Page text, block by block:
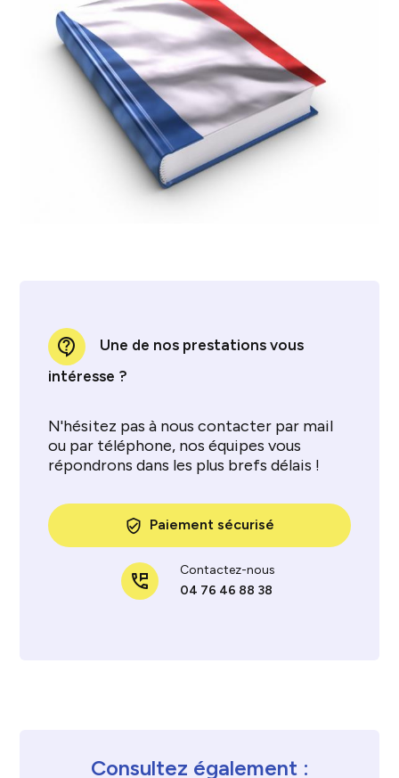
contact_support
Une de nos prestations vous
intéresse ?
N'hésitez pas à nous contacter par mail
ou par téléphone, nos équipes vous
répondrons dans les plus brefs délais !
verified_user Paiement sécurisé
perm_phone_msg
Contactez-nous
04 76 46 88 38
Consultez également :